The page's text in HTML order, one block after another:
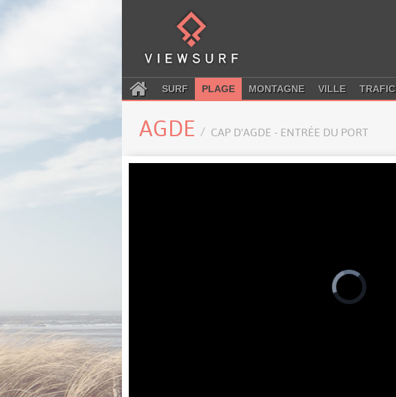
SURF PLAGE MONTAGNE VILLE TRAFIC
AGDE CAP D'AGDE - ENTRÉE DU PORT